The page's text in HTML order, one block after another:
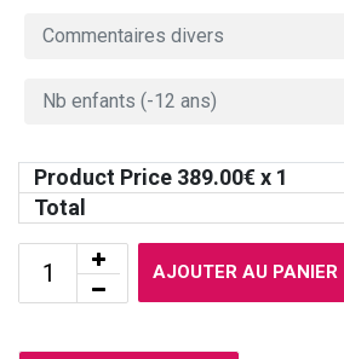
Product Price 389.00€ x 1
Total
AJOUTER AU PANIER